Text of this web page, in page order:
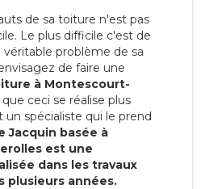
de sa toiture n'est pas
Le plus difficile c'est de
véritable problème de sa
de faire une
à Montescourt-
ceci se réalise plus
un spécialiste qui le prend
Jacquin basée à
est une
dans les travaux
plusieurs années.